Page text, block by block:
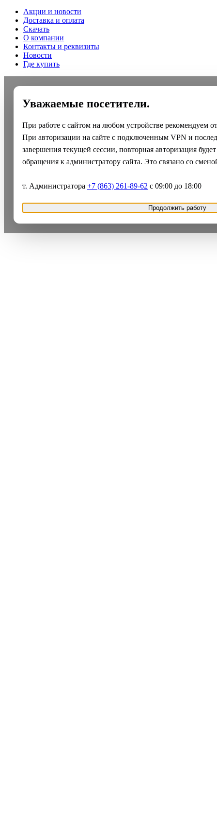
Акции и новости
Доставка и оплата
Скачать
О компании
Контакты и реквизиты
Новости
Где купить
Уважаемые посетители.
При работе с сайтом на любом устройстве рекомендуем
При авторизации на сайте с подключенным VPN и
завершения текущей сессии, повторная авторизация
обращения к администратору сайта. Это связано со
т. Администратора +7 (863) 261-89-62 с 09:00 до 18:00
Продолжить работу